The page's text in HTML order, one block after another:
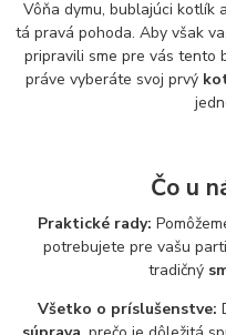
Vôňa dymu, bublajúci kotlík
tá pravá pohoda. Aby však
pripravili sme pre vás tento
práve vyberáte svoj prvý
Čo u
Praktické rady:
potrebujete pre vašu
tradičný
Všetko o príslušenstve: